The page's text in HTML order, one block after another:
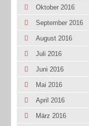
Oktober 2016
September 2016
August 2016
Juli 2016
Juni 2016
Mai 2016
April 2016
März 2016